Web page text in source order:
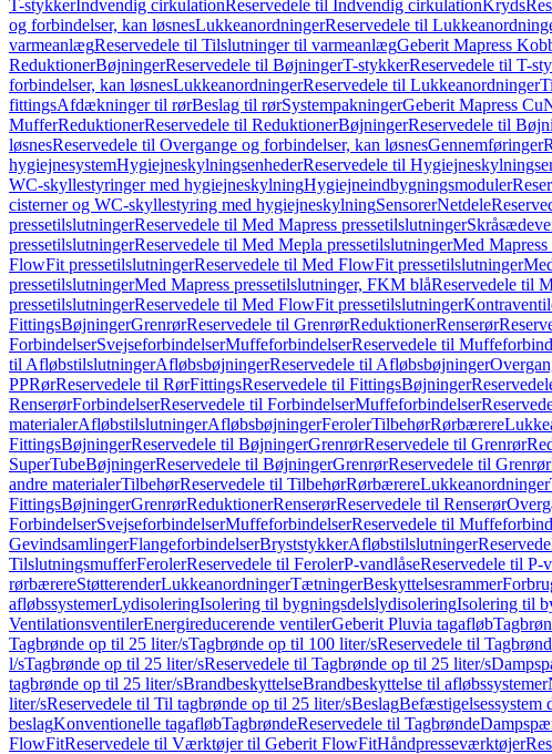
T-stykkerIndvendig cirkulationReservedele til Indvendig cirkulationKryds
og forbindelser, kan løsnesLukkeanordningerReservedele til
varmeanlægReservedele til Tilslutninger til varmeanlægGeberit Mapress
ReduktionerBøjningerReservedele til BøjningerT-stykkerReservedele til T-
forbindelser, kan løsnesLukkeanordningerReservedele til Lukkeanordninger
fittingsAfdækninger til rørBeslag til rørSystempakningerGeberit Mapress
MufferReduktionerReservedele til ReduktionerBøjningerReservedele til
løsnesReservedele til Overgange og forbindelser, kan løsnesGennemføringer
hygiejnesystemHygiejneskylningsenhederReservedele til
WC-skyllestyringer med hygiejneskylningHygiejneindbygningsmoduler
cisterner og WC-skyllestyring med hygiejneskylningSensorerNetdele
pressetilslutningerReservedele til Med Mapress pressetilslutninger
pressetilslutningerReservedele til Med Mepla pressetilslutningerMed Mapress
FlowFit pressetilslutningerReservedele til Med FlowFit pressetilslutninger
pressetilslutningerMed Mapress pressetilslutninger, FKM blåReservedele til
pressetilslutningerReservedele til Med FlowFit pressetilslutninger
FittingsBøjningerGrenrørReservedele til GrenrørReduktionerRenserør
ForbindelserSvejseforbindelserMuffeforbindelserReservedele til
til AfløbstilslutningerAfløbsbøjningerReservedele til Afløbsbøjninger
PPRørReservedele til RørFittingsReservedele til FittingsBøjninger
RenserørForbindelserReservedele til ForbindelserMuffeforbindelser
materialerAfløbstilslutningerAfløbsbøjningerFerolerTilbehørRørbærere
FittingsBøjningerReservedele til BøjningerGrenrørReservedele til Grenrør
SuperTubeBøjningerReservedele til BøjningerGrenrørReservedele til Grenrør
andre materialerTilbehørReservedele til TilbehørRørbærereLukkeanordninger
FittingsBøjningerGrenrørReduktionerRenserørReservedele til Renserør
ForbindelserSvejseforbindelserMuffeforbindelserReservedele til
GevindsamlingerFlangeforbindelserBryststykkerAfløbstilslutninger
TilslutningsmufferFerolerReservedele til FerolerP-vandlåseReservedele til P-
rørbærereStøtterenderLukkeanordningerTætningerBeskyttelsesrammer
afløbssystemerLydisoleringIsolering til bygningsdelslydisoleringIsolering til
VentilationsventilerEnergireducerende ventilerGeberit Pluvia tagafløb
Tagbrønde op til 25 liter/sTagbrønde op til 100 liter/sReservedele til
l/sTagbrønde op til 25 liter/sReservedele til Tagbrønde op til 25 liter/s
tagbrønde op til 25 liter/sBrandbeskyttelseBrandbeskyttelse til afløbssystemer
liter/sReservedele til Til tagbrønde op til 25 liter/sBeslagBefæstigelsessystem
beslagKonventionelle tagafløbTagbrøndeReservedele til Tagbrønde
FlowFitReservedele til Værktøjer til Geberit FlowFitHåndpresseværktøjer